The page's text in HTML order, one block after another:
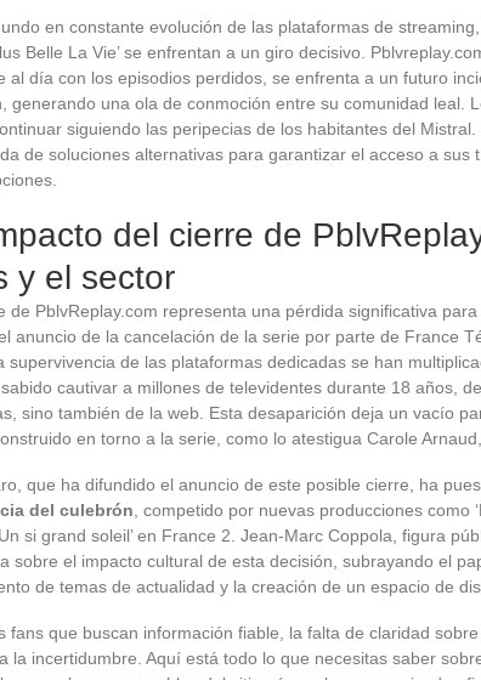
en constante evolución de las plataformas de
Belle La Vie’ se enfrentan a un giro decisivo.
al día con los episodios perdidos, se enfrenta a un futuro
generando una ola de conmoción entre su comunidad leal.
siguiendo las peripecias de los habitantes del
de soluciones alternativas para garantizar el acceso a sus
del cierre de
y el sector
de PblvReplay.com representa una pérdida significativa para
anuncio de la cancelación de la serie por parte de France
supervivencia de las plataformas dedicadas se han
cautivar a millones de televidentes durante 18 años,
sino también de la web. Esta desaparición deja un vacío
en torno a la serie, como lo atestigua Carole
que ha difundido el anuncio de este posible cierre, ha
del culebrón , competido por nuevas producciones como
si grand soleil’ en France 2. Jean-Marc Coppola, figura
sobre el impacto cultural de esta decisión, subrayando el
de temas de actualidad y la creación de un espacio de
fans que buscan información fiable, la falta de claridad
la incertidumbre. Aquí está todo lo que necesitas saber